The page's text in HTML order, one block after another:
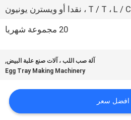
T / T ، L / C ، نقدا أو ويسترن يونيون
20 مجموعة شهريا
آلة صب اللب ، آلات صنع علبة البيض,
Egg Tray Making Machinery
افضل سعر